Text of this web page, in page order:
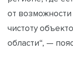
от
чистоту
области“, —